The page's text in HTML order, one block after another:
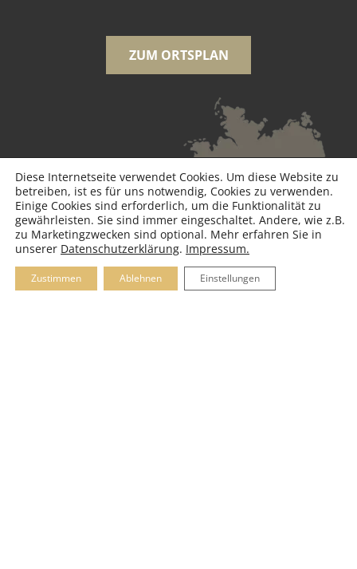
ZUM ORTSPLAN
Diese Internetseite verwendet Cookies. Um diese Website zu
betreiben, ist es für uns notwendig, Cookies zu verwenden.
Einige Cookies sind erforderlich, um die Funktionalität zu
gewährleisten. Sie sind immer eingeschaltet. Andere, wie z.B.
zu Marketingzwecken sind optional. Mehr erfahren Sie in
unserer Datenschutzerklärung. Impressum.
Zustimmen Ablehnen Einstellungen